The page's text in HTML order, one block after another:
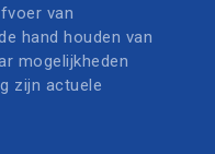
van
hand houden van
mogelijkheden
zijn actuele